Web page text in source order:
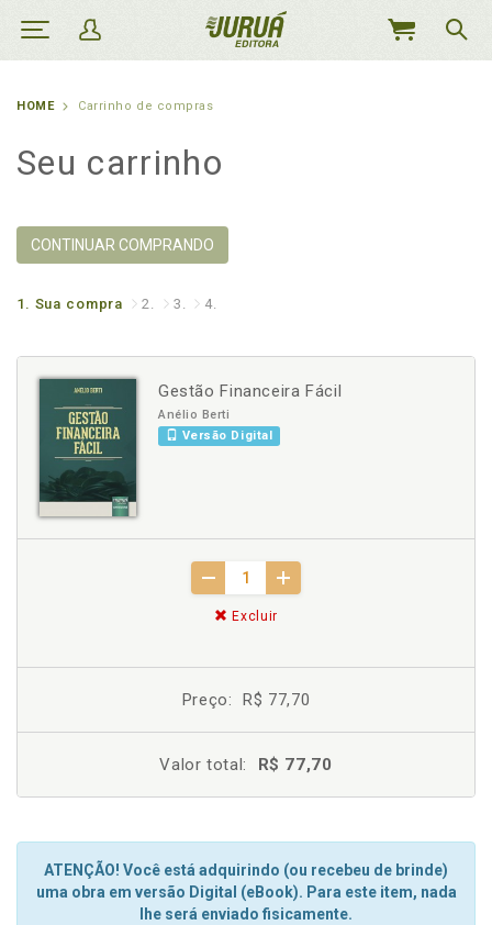
MEU
HOME Carrinho de compras
Seu carrinho
CONTINUAR COMPRANDO
1. Sua compra 2. 3. 4.
Gestão Financeira Fácil
Anélio Berti
Versão Digital
Excluir
Preço: R$ 77,70
Valor total: R$ 77,70
ATENÇÃO! Você está adquirindo (ou recebeu de brinde)
uma obra em versão Digital (eBook). Para este item, nada
lhe será enviado fisicamente.